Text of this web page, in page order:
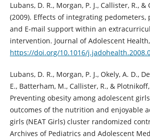
Lubans, D. R., Morgan, P. J., Callister, R., &
(2009). Effects of integrating
and E-mail support within an
intervention. Journal of Adolescent Health,
https://doi.org/10.1016/
Lubans, D. R., Morgan, P. J., Okely, A. D.,
E., Batterham, M., Callister, R., & Plotnikoff,
Preventing obesity among adolescent
outcomes of the nutrition and enjoyable
girls (NEAT Girls) cluster randomized
Archives of Pediatrics and Adolescent